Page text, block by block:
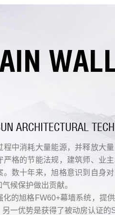
ARCHITECTURAL
程中消耗大量能源，并释放大
严格的节能法规，建筑师、业
。数十年来，旭格意识到自身
候保护做出贡献。
化的旭格FW60+幕墙系统，提
一优势是获得了被动房认证